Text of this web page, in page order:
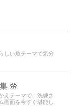
しい魚テーマで気分
🌼
えテーマで、洗練さ
画面を今すぐ堪能し